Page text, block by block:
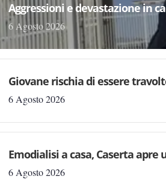
Aggressioni e devastazione in
6 Agosto 2026
Giovane rischia di essere
6 Agosto 2026
Emodialisi a casa, Caserta apre
6 Agosto 2026